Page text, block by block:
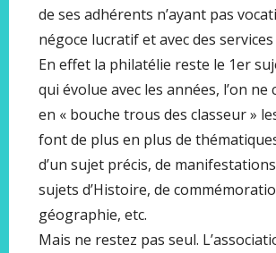
de ses adhérents n’ayant pas
négoce lucratif et avec des
En effet la philatélie reste le 1er
qui évolue avec les années, l’on
en « bouche trous des classeur »
font de plus en plus de
d’un sujet précis, de
sujets d’Histoire, de
géographie, etc.
Mais ne restez pas seul.